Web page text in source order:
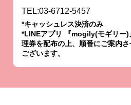
TEL:03-6712-5457
*キャッシュレス決済のみ
*LINEアプリ 『mogily(モギリー)
理券を配布の上、順番にご案内
ございます。